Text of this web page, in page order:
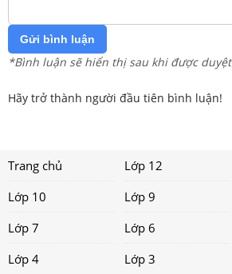
Gửi bình luận
*Bình luận sẽ hiển thị sau khi được duyệt
Hãy trở thành người đầu tiên bình luận!
Trang chủ Lớp 12
Lớp 10
Lớp 9
Lớp 7
Lớp 6
Lớp 4
Lớp 3